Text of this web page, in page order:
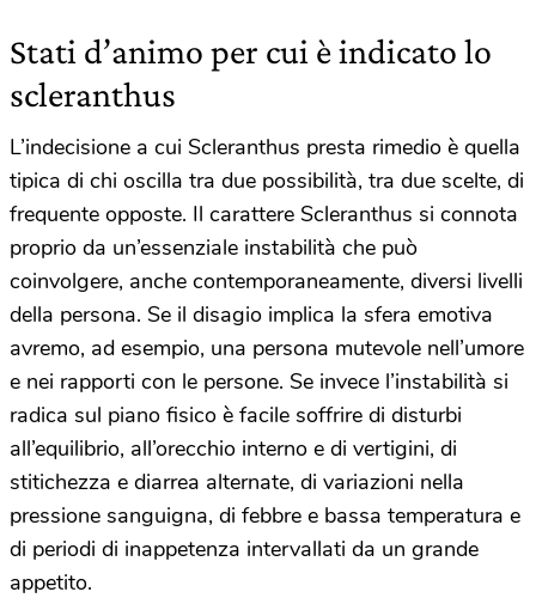
Stati d’animo per cui è indicato lo
scleranthus
L’indecisione a cui Scleranthus presta rimedio è quella
tipica di chi oscilla tra due possibilità, tra due scelte, di
frequente opposte. Il carattere Scleranthus si connota
proprio da un’essenziale instabilità che può
coinvolgere, anche contemporaneamente, diversi livelli
della persona. Se il disagio implica la sfera emotiva
avremo, ad esempio, una persona mutevole nell’umore
e nei rapporti con le persone. Se invece l’instabilità si
radica sul piano fisico è facile soffrire di disturbi
all’equilibrio, all’orecchio interno e di vertigini, di
stitichezza e diarrea alternate, di variazioni nella
pressione sanguigna, di febbre e bassa temperatura e
di periodi di inappetenza intervallati da un grande
appetito.